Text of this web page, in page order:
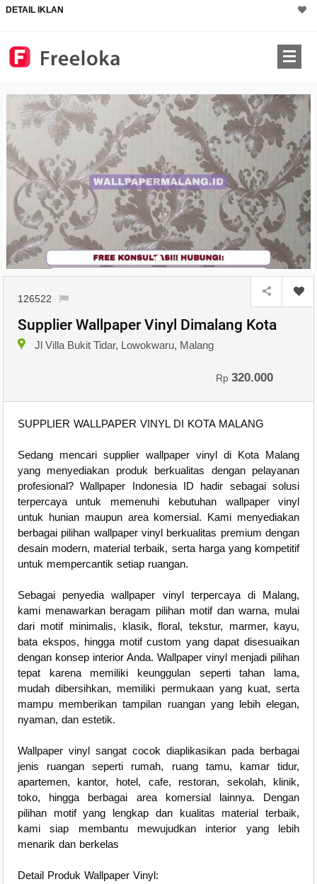
DETAIL IKLAN
126522
Supplier Wallpaper Vinyl Dimalang Kota
Jl Villa Bukit Tidar, Lowokwaru, Malang
Rp320.000
SUPPLIER WALLPAPER VINYL DI KOTA MALANG
Sedang mencari supplier wallpaper vinyl di Kota Malang
yang menyediakan produk berkualitas dengan pelayanan
profesional? Wallpaper Indonesia ID hadir sebagai solusi
terpercaya untuk memenuhi kebutuhan wallpaper vinyl
untuk hunian maupun area komersial. Kami menyediakan
berbagai pilihan wallpaper vinyl berkualitas premium dengan
desain modern, material terbaik, serta harga yang kompetitif
untuk mempercantik setiap ruangan.
Sebagai penyedia wallpaper vinyl terpercaya di Malang,
kami menawarkan beragam pilihan motif dan warna, mulai
dari motif minimalis, klasik, floral, tekstur, marmer, kayu,
bata ekspos, hingga motif custom yang dapat disesuaikan
dengan konsep interior Anda. Wallpaper vinyl menjadi pilihan
tepat karena memiliki keunggulan seperti tahan lama,
mudah dibersihkan, memiliki permukaan yang kuat, serta
mampu memberikan tampilan ruangan yang lebih elegan,
nyaman, dan estetik.
Wallpaper vinyl sangat cocok diaplikasikan pada berbagai
jenis ruangan seperti rumah, ruang tamu, kamar tidur,
apartemen, kantor, hotel, cafe, restoran, sekolah, klinik,
toko, hingga berbagai area komersial lainnya. Dengan
pilihan motif yang lengkap dan kualitas material terbaik,
kami siap membantu mewujudkan interior yang lebih
menarik dan berkelas
Detail Produk Wallpaper Vinyl: